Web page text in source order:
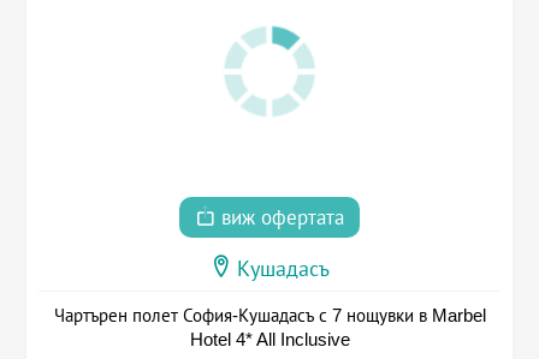
виж офертата
Кушадасъ
Чартърен полет София-Кушадасъ с 7 нощувки в Marbel
Hotel 4* All Inclusive